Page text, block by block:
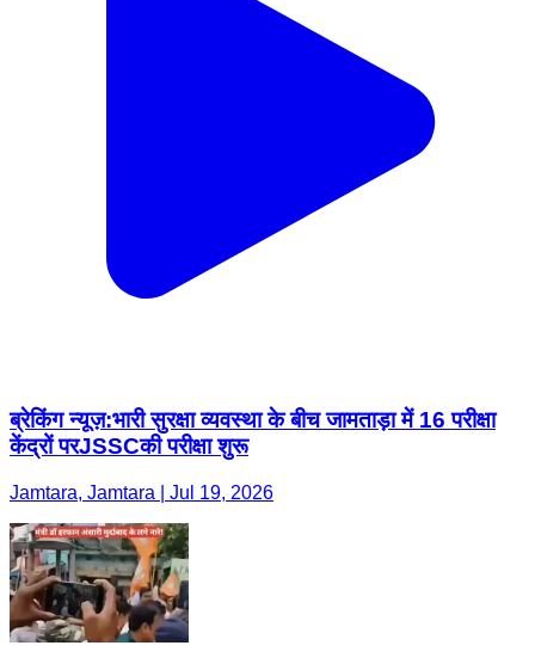
ब्रेकिंग न्यूज़:भारी सुरक्षा व्यवस्था के बीच जामताड़ा में 16 परीक्षा
केंद्रों परJSSCकी परीक्षा शुरू
Jamtara, Jamtara | Jul 19, 2026